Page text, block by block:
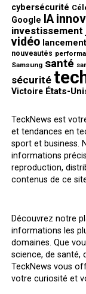
cybersécurité
Google IA
investissement
vidéo lancement
nouveautés
Samsung santé
sécurité
Victoire États-
TeckNews est
et tendances en
sport et business.
informations
reproduction,
contenus de ce
Découvrez notre
informations les
domaines. Que
science, de santé,
TeckNews vous
votre curiosité et